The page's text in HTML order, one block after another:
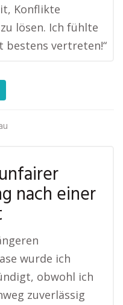
Konflikte
lösen. Ich fühlte
bestens vertreten!“
nach einer
wurde ich
obwohl ich
zuverlässig